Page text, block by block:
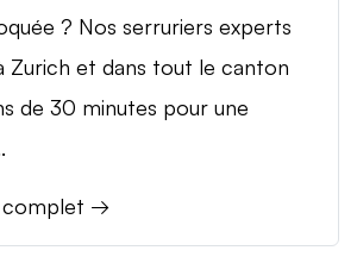
? Nos serruriers experts
Zurich et dans tout le canton
de 30 minutes pour une
complet →